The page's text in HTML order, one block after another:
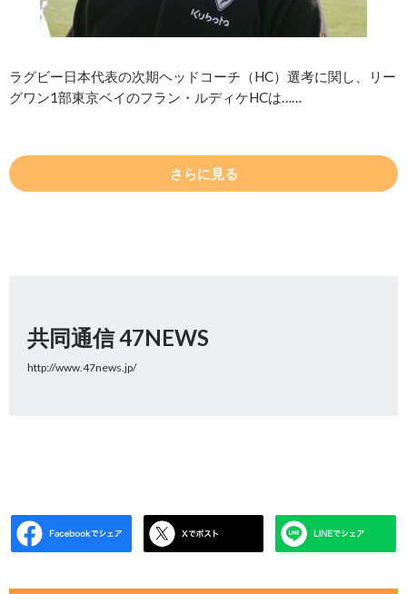
ラグビー日本代表の次期ヘッドコーチ（HC）選考に関し、リー
グワン1部東京ベイのフラン・ルディケHCは……
さらに見る
共同通信 47NEWS
http://www.47news.jp/